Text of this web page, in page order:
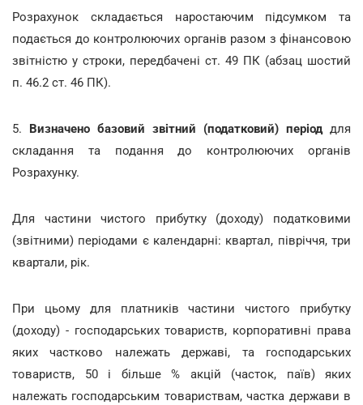
Розрахунок складається наростаючим підсумком та
подається до контролюючих органів разом з фінансовою
звітністю у строки, передбачені ст. 49 ПК (абзац шостий
п. 46.2 ст. 46 ПК).
5. Визначено базовий звітний (податковий) періоддля
складання та подання до контролюючих органів
Розрахунку.
Для частини чистого прибутку (доходу) податковими
(звітними) періодами є календарні: квартал, півріччя, три
квартали, рік.
При цьому для платників частини чистого прибутку
(доходу) - господарських товариств, корпоративні права
яких частково належать державі, та господарських
товариств, 50 і більше % акцій (часток, паїв) яких
належать господарським товариствам, частка держави в